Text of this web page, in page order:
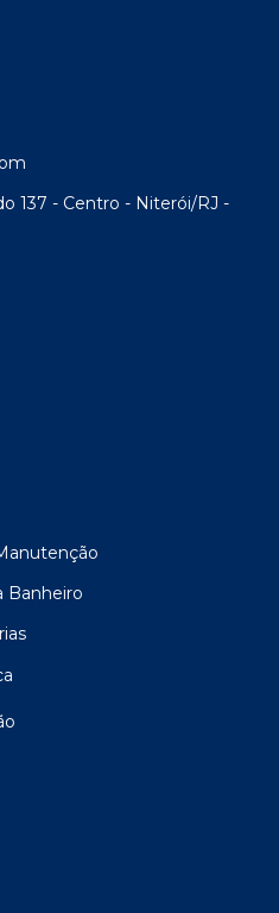
137 - Centro - Niterói/RJ -
Banheiro